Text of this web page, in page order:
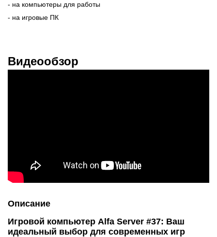
- на компьютеры для работы
- на игровые ПК
Видеообзор
Описание
Игровой компьютер Alfa Server #37: Ваш
идеальный выбор для современных игр